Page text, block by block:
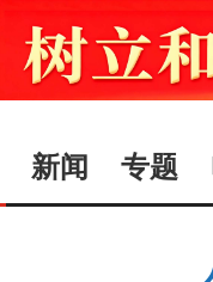
新闻 专题